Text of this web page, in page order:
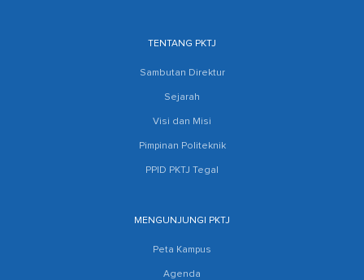
TENTANG PKTJ
Sambutan Direktur
Sejarah
Visi dan Misi
Pimpinan Politeknik
PPID PKTJ Tegal
MENGUNJUNGI PKTJ
Peta Kampus
Agenda